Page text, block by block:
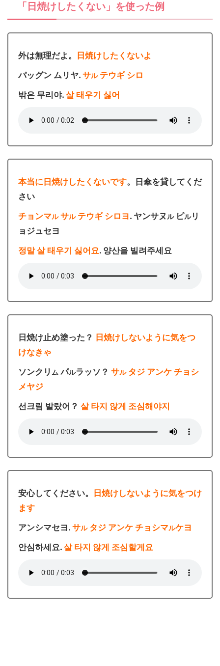
「日焼けしたくない」を使った例
外は無理だよ。
日焼けしたくないよ
パッグン ムリヤ. サルテウギ シロ
밖은 무리야. 살 태우기 싫어
本当に日焼けしたくないです。日傘を貸してくだ
さい
チョンマルサルテウギ シロヨ. ヤンサヌルピルリ
ョジュセヨ
정말 살 태우기 싫어요. 양산을 빌려주세요
日焼け止め塗った？ 日焼けしないように気をつ
けなきゃ
ソンクリ ム パルラッソ？ サルタジ アンケ チョシ
メヤジ
선크림 발랐어？ 살 타지 않게 조심해야지
安心してください。
日焼けしないように気をつけ
ます
アンシマセヨ. サルタジ アンケ チョシマルケヨ
안심하세요. 살 타지 않게 조심할게요